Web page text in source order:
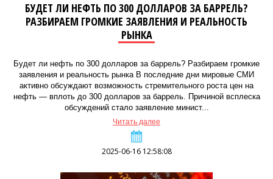
БУДЕТ ЛИ НЕФТЬ ПО 300 ДОЛЛАРОВ ЗА БАРРЕЛЬ?
РАЗБИРАЕМ ГРОМКИЕ ЗАЯВЛЕНИЯ И РЕАЛЬНОСТЬ
РЫНКА
Будет ли нефть по 300 долларов за баррель? Разбираем громкие
заявления и реальность рынка В последние дни мировые СМИ
активно обсуждают возможность стремительного роста цен на
нефть — вплоть до 300 долларов за баррель. Причиной всплеска
обсуждений стало заявление минист...
Читать далее
2025-06-16 12:58:08